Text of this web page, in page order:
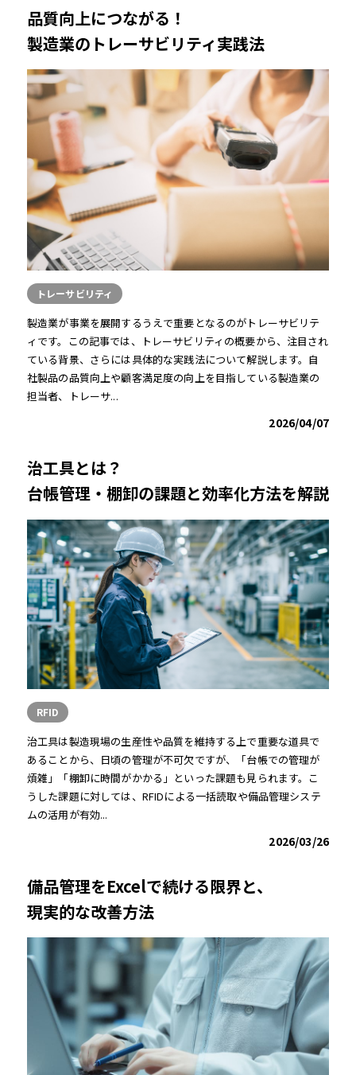
品質向上につながる！
製造業のトレーサビリティ実践法
トレーサビリティ
製造業が事業を展開するうえで重要となるのがトレーサビリテ
ィです。この記事では、トレーサビリティの概要から、注目され
ている背景、さらには具体的な実践法について解説します。自
社製品の品質向上や顧客満足度の向上を目指している製造業の
担当者、トレーサ...
2026/04/07
治工具とは？
台帳管理・棚卸の課題と効率化方法を解説
RFID
治工具は製造現場の生産性や品質を維持する上で重要な道具で
あることから、日頃の管理が不可欠ですが、「台帳での管理が
煩雑」「棚卸に時間がかかる」といった課題も見られます。こ
うした課題に対しては、RFIDによる一括読取や備品管理システ
ムの活用が有効...
2026/03/26
備品管理をExcelで続ける限界と、
現実的な改善方法